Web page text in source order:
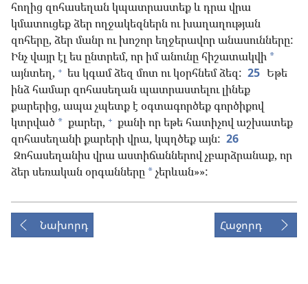
հողից զոհասեղան կպատրաստեք և դրա վրա
կմատուցեք ձեր ողջակեզներն ու խաղաղության
զոհերը, ձեր մանր ու խոշոր եղջերավոր անասունները:
Ինչ վայր էլ ես ընտրեմ, որ իմ անունը հիշատակվի *
այնտեղ, + ես կգամ ձեզ մոտ ու կօրհնեմ ձեզ: 25 Եթե
ինձ համար զոհասեղան պատրաստելու լինեք
քարերից, ապա չպետք է օգտագործեք գործիքով
կտրված * քարեր, + քանի որ եթե հատիչով աշխատեք
զոհասեղանի քարերի վրա, կպղծեք այն: 26
Զոհասեղանիս վրա աստիճաններով չբարձրանաք, որ
ձեր սեռական օրգանները *չերևան»»:
Նախորդ Հաջորդ